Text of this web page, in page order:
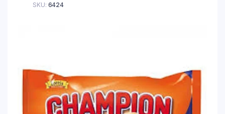
SKU: 6424